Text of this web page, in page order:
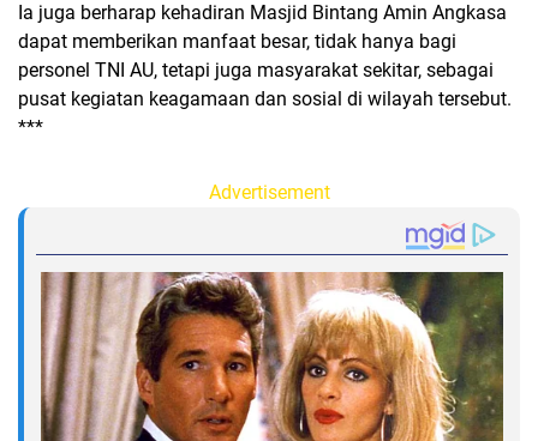
Ia juga berharap kehadiran Masjid Bintang Amin Angkasa
dapat memberikan manfaat besar, tidak hanya bagi
personel TNI AU, tetapi juga masyarakat sekitar, sebagai
pusat kegiatan keagamaan dan sosial di wilayah tersebut.
***
Advertisement